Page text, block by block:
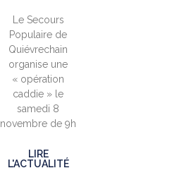
Le Secours
Populaire de
Quiévrechain
organise une
« opération
caddie » le
samedi 8
novembre de 9h
LIRE
L'ACTUALITÉ